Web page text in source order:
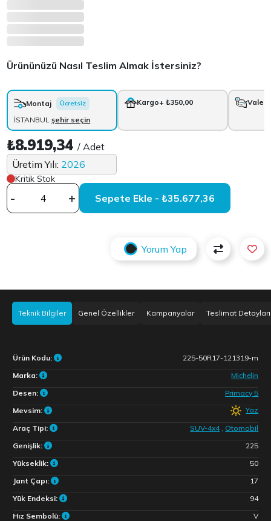
Ürününüzü Nasıl Teslim Almak İstersiniz?
Montaj Ücretsiz
İSTANBULşehir seçin
Kargo+ ₺350,00 Vale
₺8.919,34/ Adet
Üretim Yılı: 2026
Kritik Stok
- + Sepete Ekle - ₺35.677,36
Yorum Yap
Teknik Bilgiler Genel Özellikler Kampanyalar Teslimat Detayları
Ürün Kodu:
225-50R17-121319-m
Marka:
Michelin
Desen:
Primacy 5
Mevsim:
Yaz
Araç Tipi:
SUV-4x4
Otomobil
Genişlik:
225
Yükseklik:
50
Jant Çapı:
17
Yük Endeksi:
94
Hız Sembolü:
V